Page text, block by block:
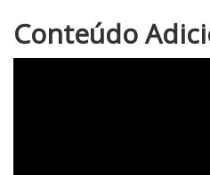
N
o
Conteúdo